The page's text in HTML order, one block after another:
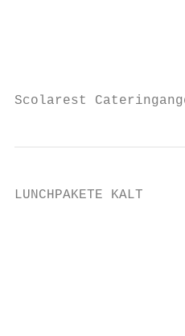
Scolarest
LUNCHPAKETE KALT